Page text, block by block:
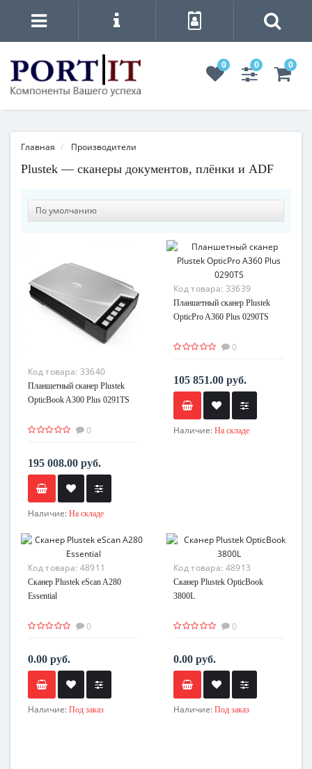
0 0 0
Главная Производители
Plustek — сканеры документов, плёнки и ADF
Код товара: 33640
Планшетный сканер Plustek
OpticBook A300 Plus 0291TS
0
195 008.00 руб.
Наличие: На складе
Код товара: 33639
Планшетный сканер Plustek
OpticPro A360 Plus 0290TS
0
105 851.00 руб.
Наличие: На складе
Код товара: 48911
Сканер Plustek eScan A280
Essential
0
0.00 руб.
Наличие: Под заказ
Код товара: 48913
Сканер Plustek OpticBook
3800L
0
0.00 руб.
Наличие: Под заказ